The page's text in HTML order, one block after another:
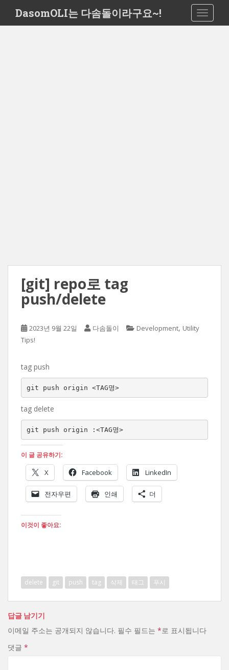
i
DasomOLI는 다솜돌이라구요~!
[git] repo로 tag
push/delete
2023년 9월 22일 다솜돌이 Development, Utility
Tips!
tag push
git push origin <TAG명>
tag delete
git push origin :<TAG명>
이 글 공유하기:
X Facebook LinkedIn
전자우편 인쇄 더
이것이 좋아요:
delete git push tag 삭제 태그 푸시
답글 남기기
이메일 주소는 공개되지 않습니다. 필수 필드는 *로 표시됩니다
댓글 *